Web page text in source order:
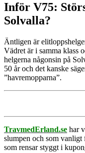
Inför V75:
Solvalla?
Äntligen är
Vädret är i samma klass
helgerna någonsin på
50 år och det kanske
”havremopparna”.
TravmedErland.se har
slumpen och som vanligt
som rensar styggt i